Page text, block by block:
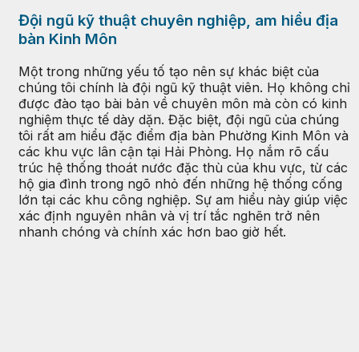
Đội ngũ kỹ thuật chuyên nghiệp, am hiểu địa
bàn Kinh Môn
Một trong những yếu tố tạo nên sự khác biệt của
chúng tôi chính là đội ngũ kỹ thuật viên. Họ không chỉ
được đào tạo bài bản về chuyên môn mà còn có kinh
nghiệm thực tế dày dặn. Đặc biệt, đội ngũ của chúng
tôi rất am hiểu đặc điểm địa bàn Phường Kinh Môn và
các khu vực lân cận tại Hải Phòng. Họ nắm rõ cấu
trúc hệ thống thoát nước đặc thù của khu vực, từ các
hộ gia đình trong ngõ nhỏ đến những hệ thống cống
lớn tại các khu công nghiệp. Sự am hiểu này giúp việc
xác định nguyên nhân và vị trí tắc nghẽn trở nên
nhanh chóng và chính xác hơn bao giờ hết.